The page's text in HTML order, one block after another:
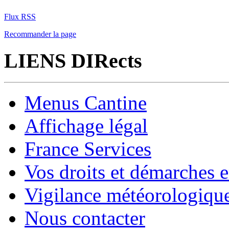
Flux RSS
Recommander la page
LIENS DIRects
Menus Cantine
Affichage légal
France Services
Vos droits et démarches
Vigilance
Nous contacter